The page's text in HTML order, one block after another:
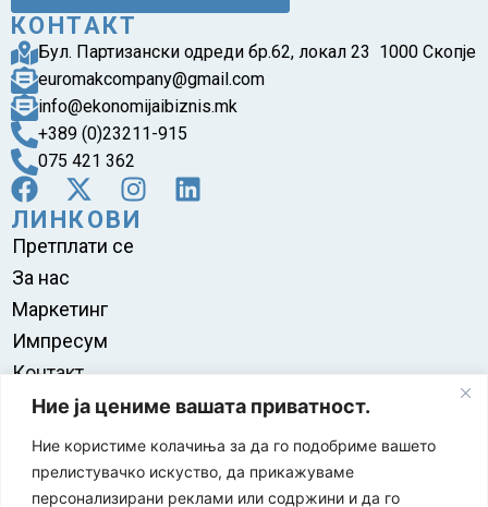
Ние ја цениме вашата приватност.
Ние користиме колачиња за да го подобриме вашето
прелистувачко искуство, да прикажуваме
персонализирани реклами или содржини и да го
КОНТАКТ
Бул. Партизански одреди бр.62, локал 23 1000 Скопје
euromakcompany@gmail.com
info@ekonomijaibiznis.mk
+389 (0)23211-915
075 421 362
ЛИНКОВИ
Претплати се
За нас
Маркетинг
Импресум
Контакт
Правила на користење